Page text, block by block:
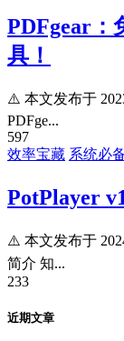
PDFgear：
具！
⚠️ 本文发布于
PDFge...
597
效率宝藏 系统必
PotPlayer
⚠️ 本文发布于
简介 知...
233
近期文章